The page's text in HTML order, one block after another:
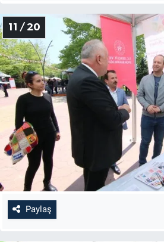
11 / 20
Paylaş